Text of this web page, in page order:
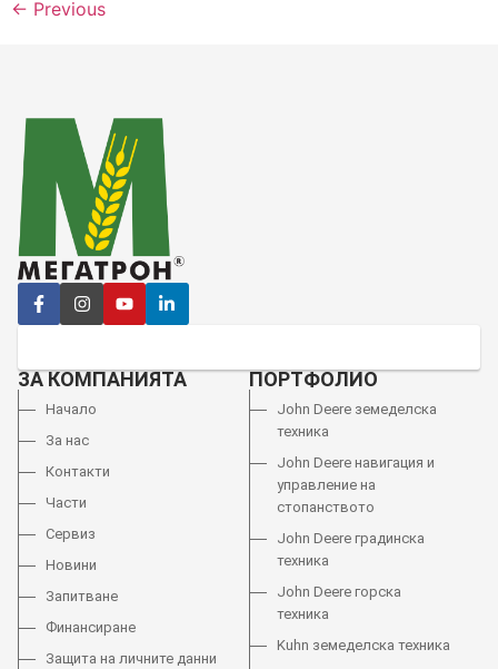
← Previous
ЗА КОМПАНИЯТА
Начало
За нас
Контакти
Части
Сервиз
Новини
Запитване
Финансиране
Защита на личните данни
ПОРТФОЛИО
John Deere земеделска
техника
John Deere навигация и
управление на
стопанството
John Deere градинска
техника
John Deere горска
техника
Kuhn земеделска техника